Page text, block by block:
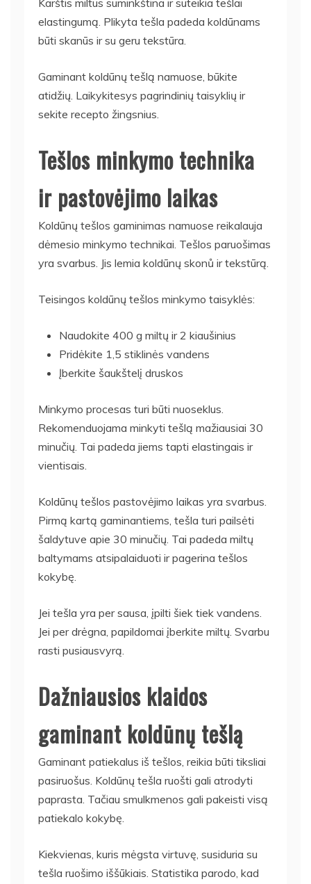
Karštis miltus suminkština ir suteikia tešlai
elastingumą. Plikyta tešla padeda koldūnams
būti skanūs ir su geru tekstūra.
Gaminant koldūnų tešlą namuose, būkite
atidžių. Laikykitesys pagrindinių taisyklių ir
sekite recepto žingsnius.
Tešlos minkymo technika
ir pastovėjimo laikas
Koldūnų tešlos gaminimas namuose reikalauja
dėmesio minkymo technikai. Tešlos paruošimas
yra svarbus. Jis lemia koldūnų skonů ir tekstūrą.
Teisingos koldūnų tešlos minkymo taisyklės:
Naudokite 400 g miltų ir 2 kiaušinius
Pridėkite 1,5 stiklinės vandens
Įberkite šaukštelį druskos
Minkymo procesas turi būti nuoseklus.
Rekomenduojama minkyti tešlą mažiausiai 30
minučių. Tai padeda jiems tapti elastingais ir
vientisais.
Koldūnų tešlos pastovėjimo laikas yra svarbus.
Pirmą kartą gaminantiems, tešla turi pailsėti
šaldytuve apie 30 minučių. Tai padeda miltų
baltymams atsipalaiduoti ir pagerina tešlos
kokybę.
Jei tešla yra per sausa, įpilti šiek tiek vandens.
Jei per drėgna, papildomai įberkite miltų. Svarbu
rasti pusiausvyrą.
Dažniausios klaidos
gaminant koldūnų tešlą
Gaminant patiekalus iš tešlos, reikia būti tiksliai
pasiruošus. Koldūnų tešla ruošti gali atrodyti
paprasta. Tačiau smulkmenos gali pakeisti visą
patiekalo kokybę.
Kiekvienas, kuris mėgsta virtuvę, susiduria su
tešla ruošimo iššūkiais. Statistika parodo, kad